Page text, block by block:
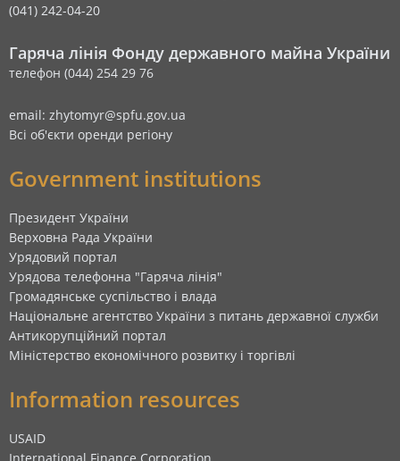
(041) 242-04-20
Гаряча лінія Фонду державного майна України
телефон (044) 254 29 76
email: zhytomyr@spfu.gov.ua
Всі об'єкти оренди регіону
Government institutions
Президент України
Верховна Рада України
Урядовий портал
Урядова телефонна "Гаряча лінія"
Громадянське суспільство і влада
Національне агентство України з питань державної служби
Антикорупційний портал
Міністерство економічного розвитку і торгівлі
Information resources
USAID